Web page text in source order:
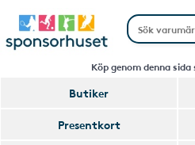
Köp genom denna
Butiker
Presentkort